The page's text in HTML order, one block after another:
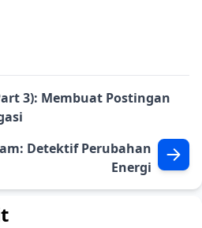
3): Membuat Postingan
Detektif Perubahan
Energi